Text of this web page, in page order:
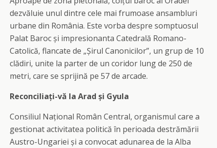
dezvăluie unul dintre cele mai frumoase ansambluri
urbane din România. Este vorba despre somptuosul
Palat Baroc și impresionanta Catedrală Romano-
Catolică, flancate de „Șirul Canonicilor”, un grup de 10
clădiri, unite la parter de un coridor lung de 250 de
metri, care se sprijină pe 57 de arcade.
Reconciliați-vă la Arad și Gyula
Consiliul Național Român Central, organismul care a
gestionat activitatea politică în perioada destrămării
Austro-Ungariei și a convocat adunarea de la Alba